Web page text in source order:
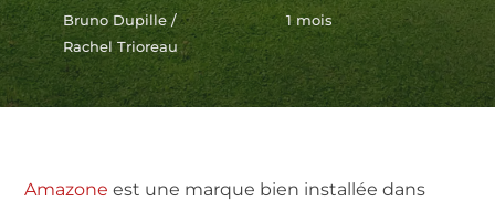
Bruno Dupille /
Rachel Trioreau
1 mois
Amazone est une marque bien installée dans